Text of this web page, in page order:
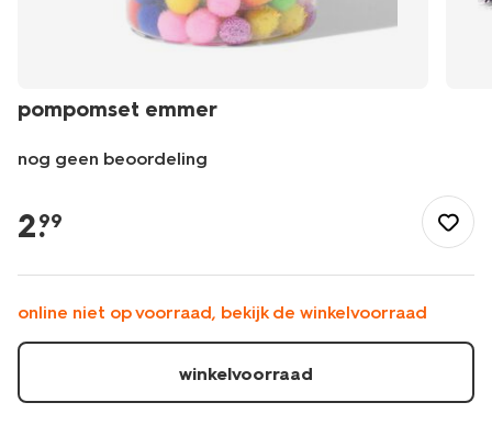
pompomset emmer
nog geen beoordeling
hobby/knutselen/pompomset-
emmer-
2.
99
online niet op voorraad, bekijk de winkelvoorraad
winkelvoorraad